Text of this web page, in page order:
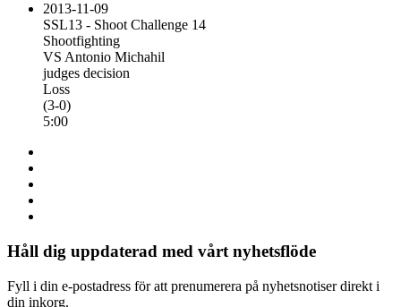
2013-11-09
SSL13 - Shoot Challenge 14
Shootfighting
VS Antonio Michahil
judges decision
Loss
(3-0)
5:00
Håll dig uppdaterad med vårt nyhetsflöde
Fyll i din e-postadress för att prenumerera på nyhetsnotiser direkt i
din inkorg.